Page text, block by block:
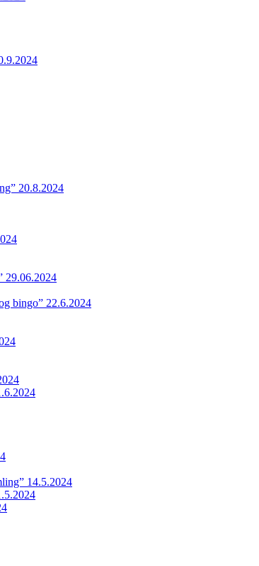
20.8.2024
29.06.2024
bingo” 22.6.2024
14.5.2024